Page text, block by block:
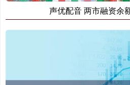
声优配音 两市融资余